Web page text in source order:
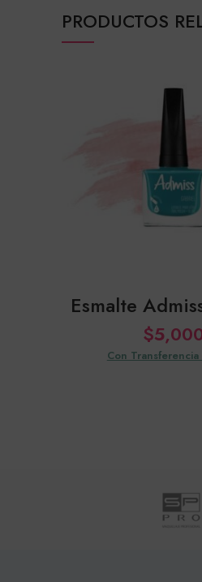
PRODUCTOS
Esmalte
$
Con